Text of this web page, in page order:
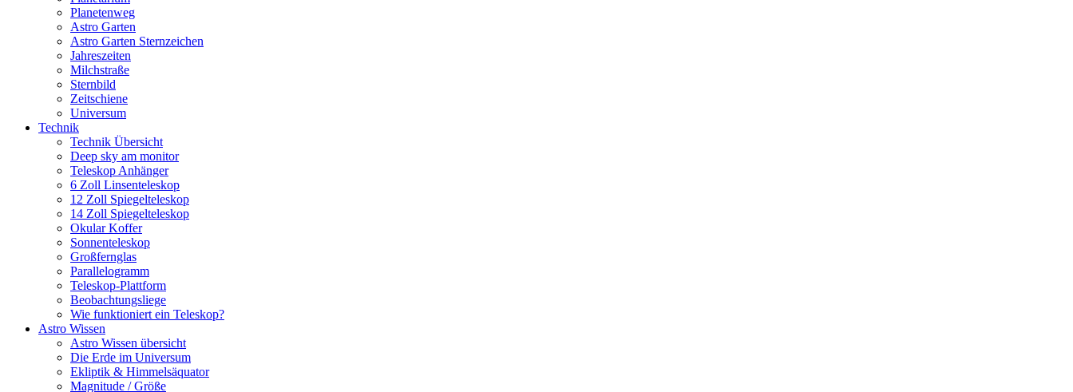
Planetenweg
Astro Garten
Astro Garten Sternzeichen
Jahreszeiten
Milchstraße
Sternbild
Zeitschiene
Universum
Technik
Technik Übersicht
Deep sky am monitor
Teleskop Anhänger
6 Zoll Linsenteleskop
12 Zoll Spiegelteleskop
14 Zoll Spiegelteleskop
Okular Koffer
Sonnenteleskop
Großfernglas
Parallelogramm
Teleskop-Plattform
Beobachtungsliege
Wie funktioniert ein Teleskop?
Astro Wissen
Astro Wissen übersicht
Die Erde im Universum
Ekliptik & Himmelsäquator
Magnitude / Größe